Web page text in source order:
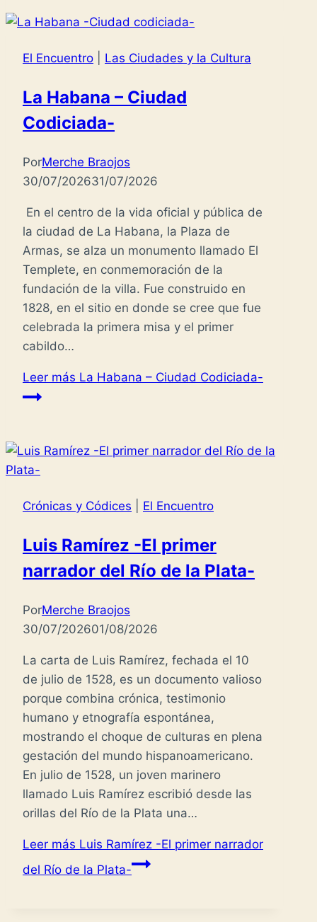
El Encuentro Las Ciudades y la Cultura
La Habana – Ciudad
Codiciada-
PorMerche Braojos
30/07/202631/07/2026
En el centro de la vida oficial y pública de
la ciudad de La Habana, la Plaza de
Armas, se alza un monumento llamado El
Templete, en conmemoración de la
fundación de la villa. Fue construido en
1828, en el sitio en donde se cree que fue
celebrada la primera misa y el primer
cabildo…
Leer más La Habana – Ciudad Codiciada-
Crónicas y Códices El Encuentro
Luis Ramírez -El primer
narrador del Río de la Plata-
PorMerche Braojos
30/07/202601/08/2026
La carta de Luis Ramírez, fechada el 10
de julio de 1528, es un documento valioso
porque combina crónica, testimonio
humano y etnografía espontánea,
mostrando el choque de culturas en plena
gestación del mundo hispanoamericano.
En julio de 1528, un joven marinero
llamado Luis Ramírez escribió desde las
orillas del Río de la Plata una…
Leer más Luis Ramírez -El primer narrador
del Río de la Plata-